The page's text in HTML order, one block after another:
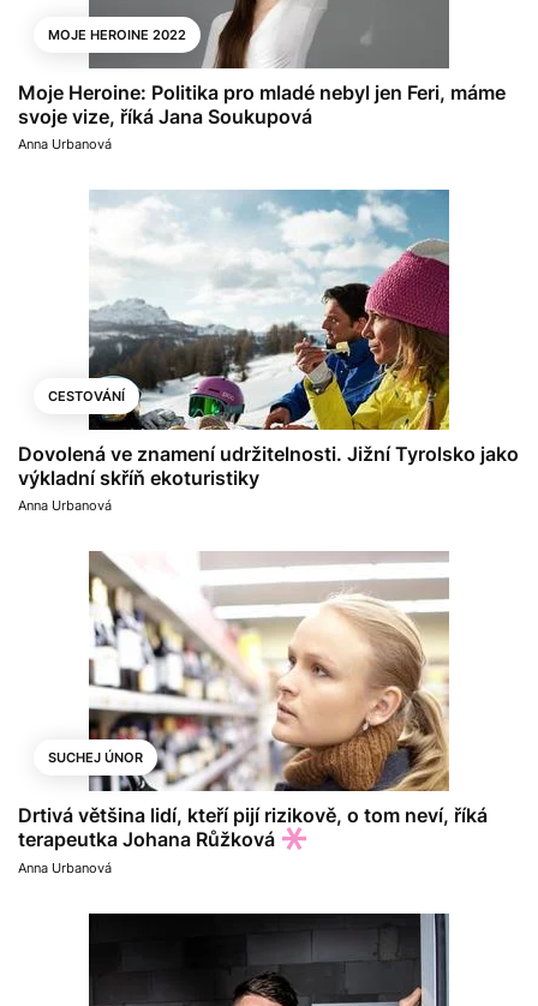
MOJE HEROINE 2022
Moje Heroine: Politika pro mladé nebyl jen Feri, máme
svoje vize, říká Jana Soukupová
Anna Urbanová
CESTOVÁNÍ
Dovolená ve znamení udržitelnosti. Jižní Tyrolsko jako
výkladní skříň ekoturistiky
Anna Urbanová
SUCHEJ ÚNOR
Drtivá většina lidí, kteří pijí rizikově, o tom neví, říká
terapeutka Johana Růžková
Anna Urbanová